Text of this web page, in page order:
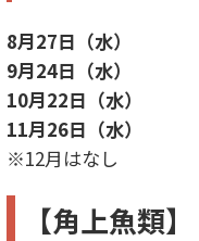
8月27日（水）
9月24日（水）
10月22日（水）
11月26日（水）
※12月はなし
【角上魚類